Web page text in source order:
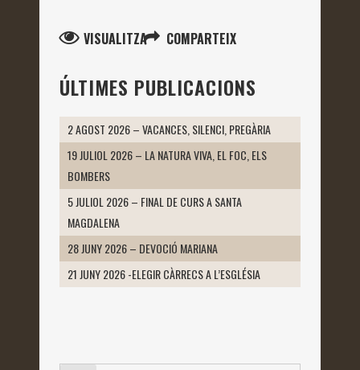
VISUALITZA COMPARTEIX
ÚLTIMES PUBLICACIONS
2 AGOST 2026 – VACANCES, SILENCI, PREGÀRIA
19 JULIOL 2026 – LA NATURA VIVA, EL FOC, ELS
BOMBERS
5 JULIOL 2026 – FINAL DE CURS A SANTA
MAGDALENA
28 JUNY 2026 – DEVOCIÓ MARIANA
21 JUNY 2026 -ELEGIR CÀRRECS A L’ESGLÉSIA